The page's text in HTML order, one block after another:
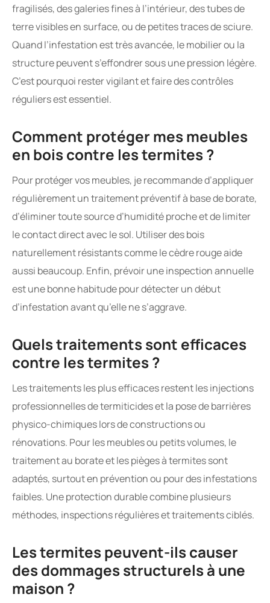
fragilisés, des galeries fines à l’intérieur, des tubes de
terre visibles en surface, ou de petites traces de sciure.
Quand l’infestation est très avancée, le mobilier ou la
structure peuvent s’effondrer sous une pression légère.
C’est pourquoi rester vigilant et faire des contrôles
réguliers est essentiel.
Comment protéger mes meubles
en bois contre les termites ?
Pour protéger vos meubles, je recommande d’appliquer
régulièrement un traitement préventif à base de borate,
d’éliminer toute source d’humidité proche et de limiter
le contact direct avec le sol. Utiliser des bois
naturellement résistants comme le cèdre rouge aide
aussi beaucoup. Enfin, prévoir une inspection annuelle
est une bonne habitude pour détecter un début
d’infestation avant qu’elle ne s’aggrave.
Quels traitements sont efficaces
contre les termites ?
Les traitements les plus efficaces restent les injections
professionnelles de termiticides et la pose de barrières
physico-chimiques lors de constructions ou
rénovations. Pour les meubles ou petits volumes, le
traitement au borate et les pièges à termites sont
adaptés, surtout en prévention ou pour des infestations
faibles. Une protection durable combine plusieurs
méthodes, inspections régulières et traitements ciblés.
Les termites peuvent-ils causer
des dommages structurels à une
maison ?